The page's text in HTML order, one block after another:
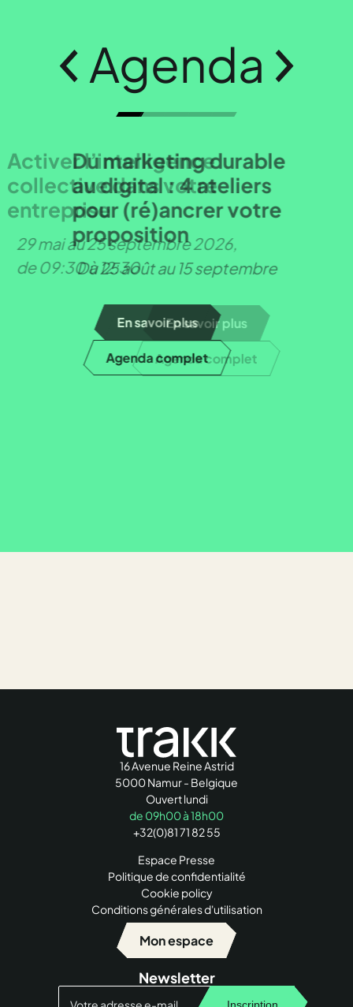
Agenda
Du marketing durable
au digital : 4 ateliers
pour (ré)ancrer votre
proposition
Du 25 août au 15 septembre
En savoir plus
Agenda complet
16 Avenue Reine Astrid
5000 Namur - Belgique
Ouvert lundi
de 09h00 à 18h00
+32(0)81 71 82 55
Espace Presse
Politique de confidentialité
Cookie policy
Conditions générales d'utilisation
Mon espace
Newsletter